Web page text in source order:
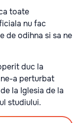
toate
nu fac
de odihna si sa ne
duc la
a perturbat
la Iglesia de la
studiului.